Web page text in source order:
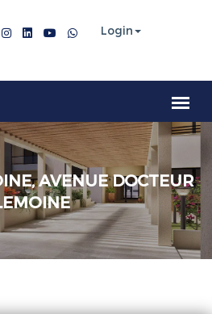
Login
AVENUE DOCTEUR